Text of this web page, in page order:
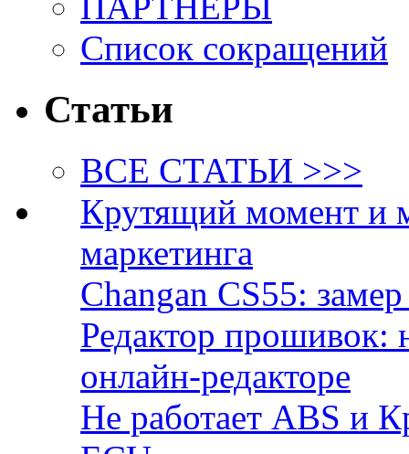
Список сокращений
Статьи
ВСЕ СТАТЬИ >>>
Крутящий момент и
маркетинга
Changan CS55:
Редактор прошивок:
онлайн-редакторе
Не работает ABS и